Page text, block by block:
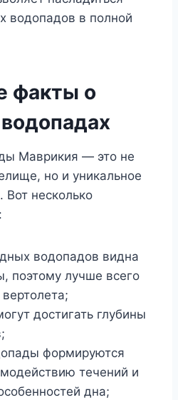
водопадов в полной
факты о
Маврикия — это не
но и уникальное
Вот несколько
водопадов видна
поэтому лучше всего
достигать глубины
формируются
течений и
дна;